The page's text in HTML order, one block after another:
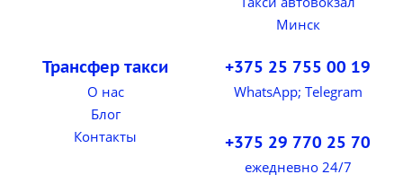
Минск
Трансфер такси
О нас
Блог
Контакты
+375 25 755 00 19
WhatsApp; Telegram
+375 29 770 25 70
ежедневно 24/7